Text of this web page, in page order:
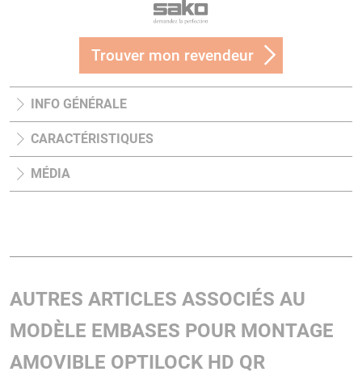
Trouver mon revendeur
INFO GÉNÉRALE
CARACTÉRISTIQUES
MÉDIA
AUTRES ARTICLES ASSOCIÉS AU
MODÈLE EMBASES POUR MONTAGE
AMOVIBLE OPTILOCK HD QR